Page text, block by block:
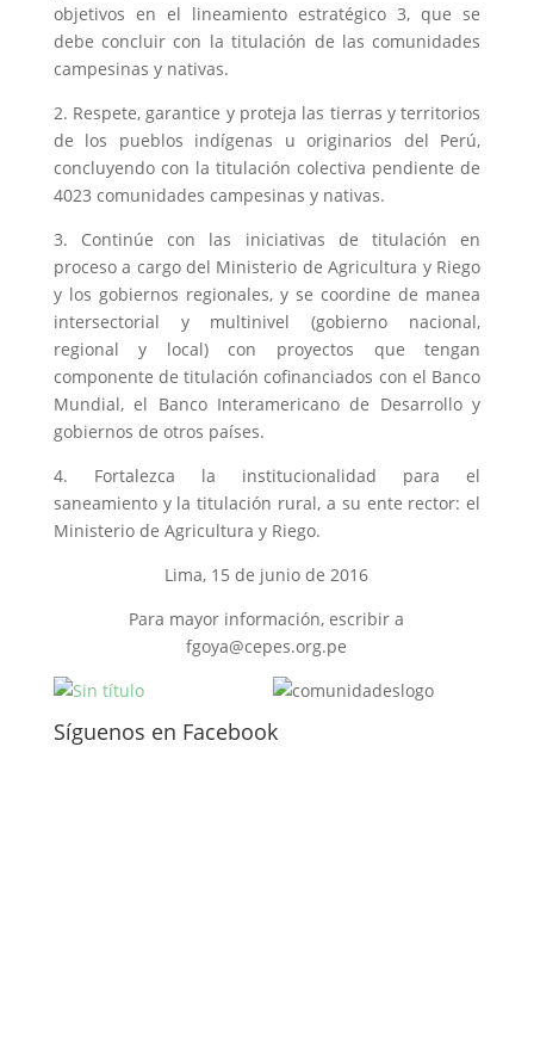
objetivos en el lineamiento estratégico 3, que se
debe concluir con la titulación de las comunidades
campesinas y nativas.
2. Respete, garantice y proteja las tierras y territorios
de los pueblos indígenas u originarios del Perú,
concluyendo con la titulación colectiva pendiente de
4023 comunidades campesinas y nativas.
3. Continúe con las iniciativas de titulación en
proceso a cargo del Ministerio de Agricultura y Riego
y los gobiernos regionales, y se coordine de manea
intersectorial y multinivel (gobierno nacional,
regional y local) con proyectos que tengan
componente de titulación cofinanciados con el Banco
Mundial, el Banco Interamericano de Desarrollo y
gobiernos de otros países.
4. Fortalezca la institucionalidad para el
saneamiento y la titulación rural, a su ente rector: el
Ministerio de Agricultura y Riego.
Lima, 15 de junio de 2016
Para mayor información, escribir a
fgoya@cepes.org.pe
Síguenos en Facebook